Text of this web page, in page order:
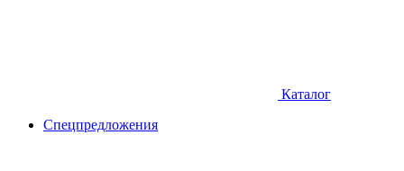
Каталог
Спецпредложения